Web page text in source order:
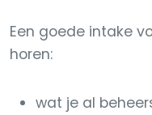
Een goede intake
horen:
wat je al